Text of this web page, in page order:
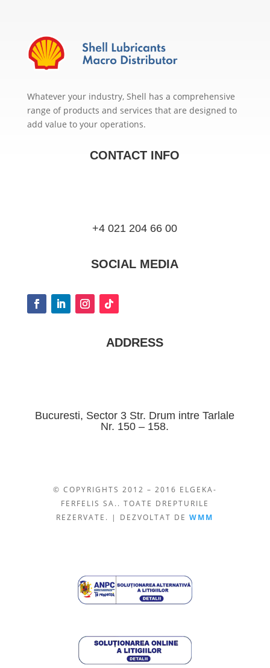
Whatever your industry, Shell has a comprehensive
range of products and services that are designed to
add value to your operations.
CONTACT INFO
+4 021 204 66 00
SOCIAL MEDIA
ADDRESS
Bucuresti, Sector 3 Str. Drum intre Tarlale
Nr. 150 – 158.
© COPYRIGHTS 2012 – 2016 ELGEKA-
FERFELIS SA.. TOATE DREPTURILE
REZERVATE. | DEZVOLTAT DEWMM